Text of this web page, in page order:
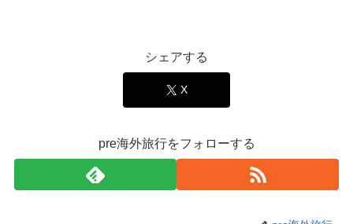
シェアする
X
pre海外旅行をフォローする